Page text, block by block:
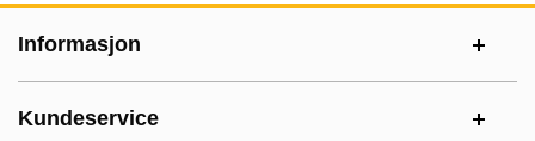
Informasjon
Kundeservice